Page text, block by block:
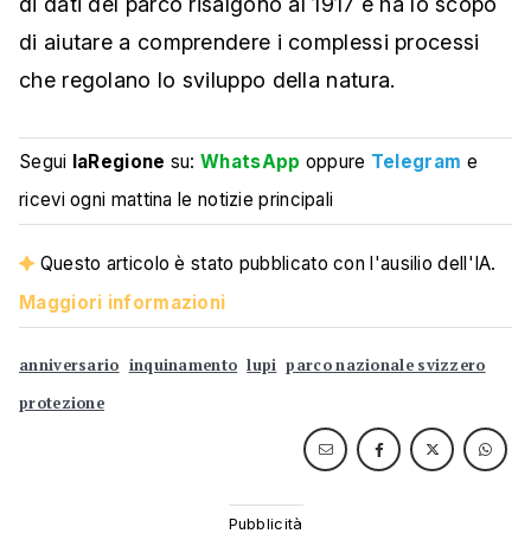
di aiutare a comprendere i complessi processi
che regolano lo sviluppo della natura.
Segui laRegione su:WhatsApp oppure Telegram e
ricevi ogni mattina le notizie principali
Questo articolo è stato pubblicato con l'ausilio dell'IA.
Maggiori informazioni
anniversario inquinamento lupi parco nazionale svizzero
protezione